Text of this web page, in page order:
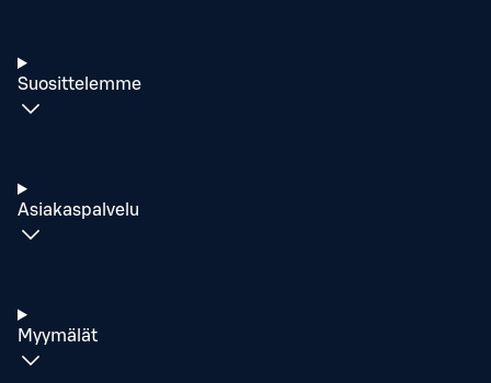
Suosittelemme
Asiakaspalvelu
Myymälät